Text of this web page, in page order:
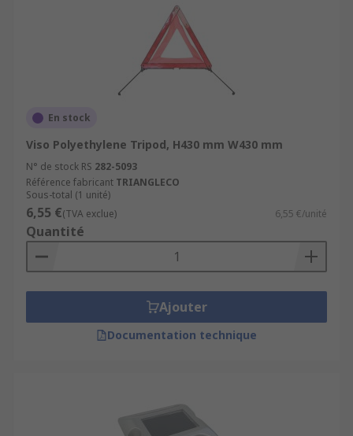
En stock
Viso Polyethylene Tripod, H430 mm W430 mm
N° de stock RS 282-5093
Référence fabricant TRIANGLECO
Sous-total (1 unité)
6,55 €(TVA exclue) 6,55 €/unité
Quantité
Ajouter
Documentation technique